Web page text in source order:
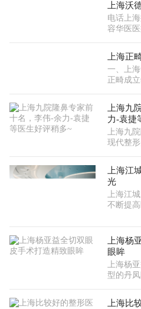
上海沃
电话上
容华医
上海正
一、上
正畸成立
上海九
力-袁捷
上海九
现代整
上海江
光
上海江
不断提
上海杨
眼眸
上海杨
型的丹
上海比